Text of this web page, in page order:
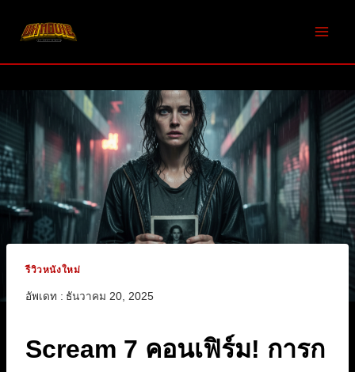
รีวิวหนังใหม่
อัพเดท : ธันวาคม 20, 2025
Scream 7 คอนเฟิร์ม! การก